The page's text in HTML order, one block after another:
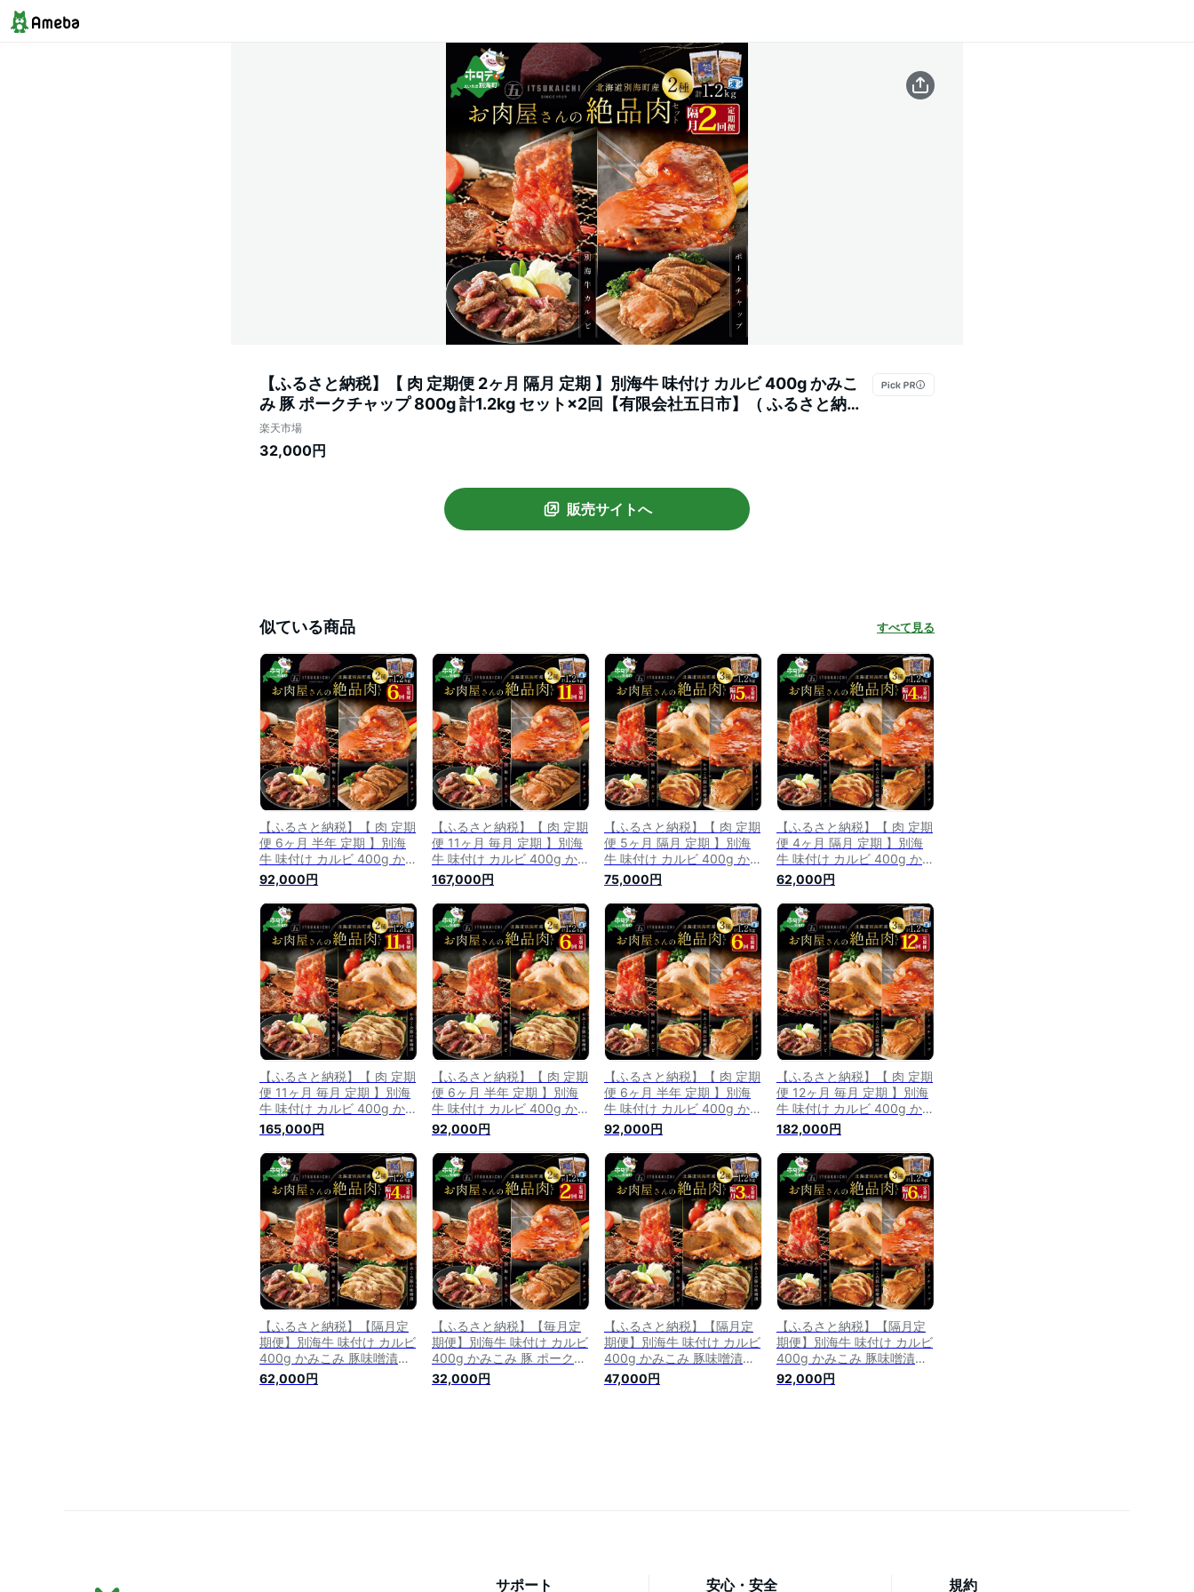
【ふるさと納税】【 肉 定期便 2ヶ月 隔月 定期 】別海牛 味付け カルビ 400g かみこ
み 豚 ポークチャップ 800g 計1.2kg セット×2回【有限会社五日市】（ ふるさと納税
肉 定期便 ふるさと納税 牛肉 定期便 ふるさと納税 豚肉 定期便 ふるさと納税 焼肉 定期
便 2回 2 ）
楽天市場
32,000円
販売サイトへ
似ている商品 すべて見る
【ふるさと納税】【 肉 定期
便 6ヶ月 半年 定期 】別海
牛 味付け カルビ 400g かみ
こみ 豚 ポークチャップ
800g 計 1.2kg セット × 6
ヵ月【有限会社五日市】 （
ふるさと納税 肉 定期便 ふ
るさと納税 牛肉 定期便 ふ
るさと納税 豚肉 定期便 ふ
るさと納税 焼肉 定期便 ）
92,000円
【ふるさと納税】【 肉 定期
便 11ヶ月 毎月 定期 】別海
牛 味付け カルビ 400g かみ
こみ 豚 ポークチャップ
800g 計 1.2kg セット × 11
ヵ月【有限会社五日市】 （
ふるさと納税 肉 定期便 ふ
るさと納税 牛肉 定期便 ふ
るさと納税 豚肉 定期便 ふ
るさと納税 焼肉 定期便 ）
167,000円
【ふるさと納税】【 肉 定期
便 5ヶ月 隔月 定期 】別海
牛 味付け カルビ 400g かみ
こみ 豚味噌漬け 400g ポー
クチャップ 400g 計1.2kg
セット×5回【(有)五日市】
（ ふるさと納税 肉 定期便
ふるさと納税 牛肉 定期便
ふるさと納税 豚肉 定期便
ふるさと納税 焼肉 定期便
）
75,000円
【ふるさと納税】【 肉 定期
便 4ヶ月 隔月 定期 】別海
牛 味付け カルビ 400g かみ
こみ 豚味噌漬け 400g ポー
クチャップ 400g 計1.2kg
セット×4回【(有)五日市】
（ ふるさと納税 肉 定期便
ふるさと納税 牛肉 定期便
ふるさと納税 豚肉 定期便
ふるさと納税 焼肉 定期便
）
62,000円
【ふるさと納税】【 肉 定期
便 11ヶ月 毎月 定期 】別海
牛 味付け カルビ 400g かみ
こみ 豚味噌漬け 800g 計
1.2kg セット × 11ヵ月【有
限会社五日市】 （ ふるさと
納税 肉 定期便 ふるさと納
税 牛肉 定期便 ふるさと納
税 豚肉 定期便 ふるさと納
税 焼肉 定期便 11回 11 ）
165,000円
【ふるさと納税】【 肉 定期
便 6ヶ月 半年 定期 】別海
牛 味付け カルビ 400g かみ
こみ 豚味噌漬け 800g 計
1.2kg セット × 6ヵ月【有限
会社五日市】 （ ふるさと納
税 肉 定期便 ふるさと納税
牛肉 定期便 ふるさと納税
豚肉 定期便 ふるさと納税
焼肉 定期便 6回 6 ）
92,000円
【ふるさと納税】【 肉 定期
便 6ヶ月 半年 定期 】別海
牛 味付け カルビ 400g かみ
こみ 豚味噌漬け 400g ポー
クチャップ 400g 計1.2kg
セット × 6ヵ月【五日市】
（ ふるさと納税 肉 定期便
ふるさと納税 牛肉 定期便
ふるさと納税 豚肉 定期便
ふるさと納税 焼肉 定期便
）
92,000円
【ふるさと納税】【 肉 定期
便 12ヶ月 毎月 定期 】別海
牛 味付け カルビ 400g かみ
こみ 豚味噌漬け 400g ポー
クチャップ 400g 計1.2kg
セット × 12ヵ月【五日市】(
ふるさと納税 肉 定期便 ふ
るさと納税 牛肉 定期便 ふ
るさと納税 豚肉 定期便 ふ
るさと納税 焼肉 定期便 )
182,000円
【ふるさと納税】【隔月定
期便】別海牛 味付け カルビ
400g かみこみ 豚味噌漬け
800g 計1.2kg セット×4回
【有限会社五日市】 （ ふる
62,000円
【ふるさと納税】【毎月定
期便】別海牛 味付け カルビ
400g かみこみ 豚 ポークチ
ャップ 800g 計 1.2kg セッ
ト × 2ヵ月【有限会社五日
32,000円
【ふるさと納税】【隔月定
期便】別海牛 味付け カルビ
400g かみこみ 豚味噌漬け
800g 計1.2kg セット×3回
【有限会社五日市】 焼肉 牛
47,000円
【ふるさと納税】【隔月定
期便】別海牛 味付け カルビ
400g かみこみ 豚味噌漬け
400g ポークチャップ 400g
計1.2kg セット×6回【有限
92,000円
サポート 安心・安全 規約